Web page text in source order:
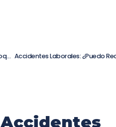
Accidente En City Heights: Persona Fallece En Choque En La I-15